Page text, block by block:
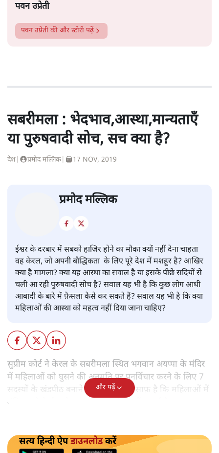
पवन उप्रेती
पवन उप्रेती की और स्टोरी पढ़ें
सबरीमला : भेदभाव,आस्था,मान्यताएँ
या पुरुषवादी सोच, सच क्या है?
देश प्रमोद मल्लिक 17 NOV, 2019
प्रमोद मल्लिक
ईश्वर के दरबार में सबको हाज़िर होने का मौका क्यों नहीं देना चाहता
वह केरल, जो अपनी बौद्धिकता के लिए पूरे देश में मशहूर है? आखिर
क्या है मामला? क्या यह आस्था का सवाल है या इसके पीछे सदियों से
चली आ रही पुरुषवादी सोच है? सवाल यह भी है कि कुछ लोग आधी